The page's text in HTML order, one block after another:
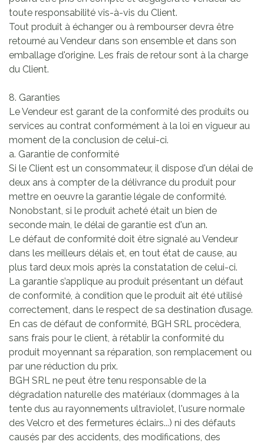
toute responsabilité vis-à-vis du Client.
Tout produit à échanger ou à rembourser devra être
retourné au Vendeur dans son ensemble et dans son
emballage d'origine. Les frais de retour sont à la charge
du Client.
8. Garanties
Le Vendeur est garant de la conformité des produits ou
services au contrat conformément à la loi en vigueur au
moment de la conclusion de celui-ci.
a. Garantie de conformité
Si le Client est un consommateur, il dispose d'un délai de
deux ans à compter de la délivrance du produit pour
mettre en oeuvre la garantie légale de conformité.
Nonobstant, si le produit acheté était un bien de
seconde main, le délai de garantie est d'un an.
Le défaut de conformité doit être signalé au Vendeur
dans les meilleurs délais et, en tout état de cause, au
plus tard deux mois après la constatation de celui-ci.
La garantie s’applique au produit présentant un défaut
de conformité, à condition que le produit ait été utilisé
correctement, dans le respect de sa destination d’usage.
En cas de défaut de conformité, BGH SRL procèdera,
sans frais pour le client, à rétablir la conformité du
produit moyennant sa réparation, son remplacement ou
par une réduction du prix.
BGH SRL ne peut être tenu responsable de la
dégradation naturelle des matériaux (dommages à la
tente dus au rayonnements ultraviolet, l'usure normale
des Velcro et des fermetures éclairs...) ni des défauts
causés par des accidents, des modifications, des